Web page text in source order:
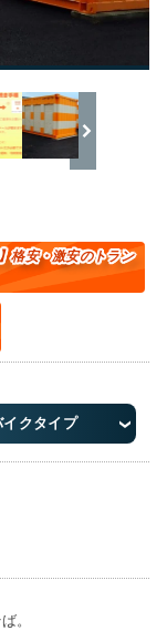
格安・激安のトラン
イクタイプ
。